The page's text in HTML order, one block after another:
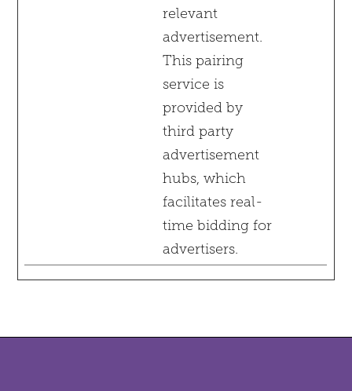
relevant
advertisement.
This pairing
service is
provided by
third party
advertisement
hubs, which
facilitates real-
time bidding for
advertisers.